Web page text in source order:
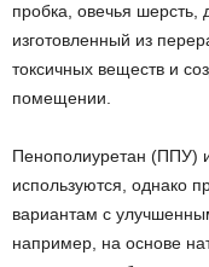
пробка, овечья шерсть,
изготовленный из
токсичных веществ и
помещении.
Пенополиуретан (ППУ)
используются, однако
вариантам с
например, на основе